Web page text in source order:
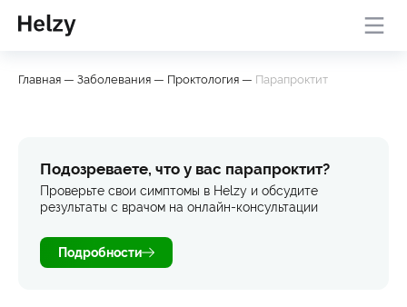
симптомы
Главная — Заболевания — Проктология — Парапроктит
Подозреваете, что у вас парапроктит?
Проверьте свои симптомы в Helzy и обсудите
результаты с врачом на онлайн-консультации
Подробности